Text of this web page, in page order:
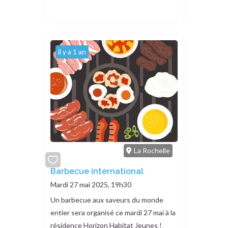
il y a 1 an
La Rochelle
add
or
Barbecue international
Mardi 27 mai 2025, 19h30
Un barbecue aux saveurs du monde
entier sera organisé ce mardi 27 mai à la
résidence Horizon Habitat Jeunes !